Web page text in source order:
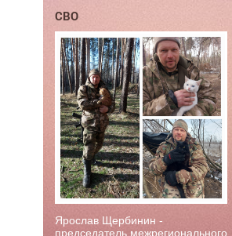
СВО
Ярослав Щербинин -
председатель межрегионального